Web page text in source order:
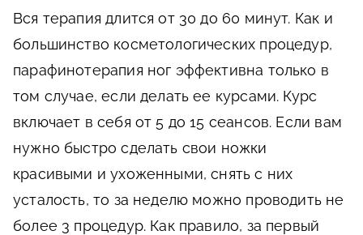
Вся терапия длится от 30 до 60 минут. Как и
большинство косметологических процедур,
парафинотерапия ног эффективна только в
том случае, если делать ее курсами. Курс
включает в себя от 5 до 15 сеансов. Если вам
нужно быстро сделать свои ножки
красивыми и ухоженными, снять с них
усталость, то за неделю можно проводить не
более 3 процедур. Как правило, за первый